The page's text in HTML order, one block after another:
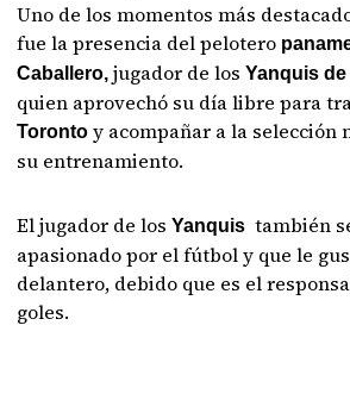
Uno de los momentos más
fue la presencia del pelotero
Caballero,jugador de losYanquis
quien aprovechó su día libre para
Toronto y acompañar a la selección
su entrenamiento.
El jugador de losYanquis también
apasionado por el fútbol y que le
delantero, debido que es el
goles.